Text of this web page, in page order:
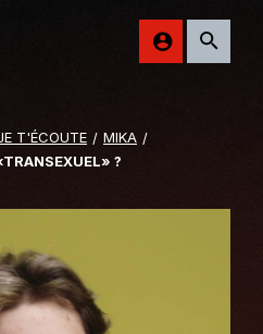
T'ÉCOUTE
MIKA
?